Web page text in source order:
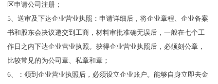
区申请公司注册；
5、送审及下达企业营业执照：申请详细后，将企业章程、企业备案
书和股东会决议递交到工商，材料审批准确无误后，一般在七个工
作日之内下达企业营业执照。获得企业营业执照后，必须刻公章，
比较常见的为公司章、私章和章；
6、：领到企业营业执照后，必须设立企业账户。能够自身立即去金